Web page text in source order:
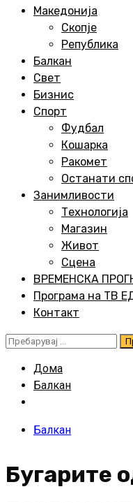
Македонија
Скопје
Република
Балкан
Свет
Бизнис
Спорт
Фудбал
Кошарка
Ракомет
Останати
Занимливости
Технологија
Магазин
Живот
Сцена
ВРЕМЕНСКА
Програма на ТВ
Контакт
Пребарувај
Дома
Балкан
Балкан
Бугарите